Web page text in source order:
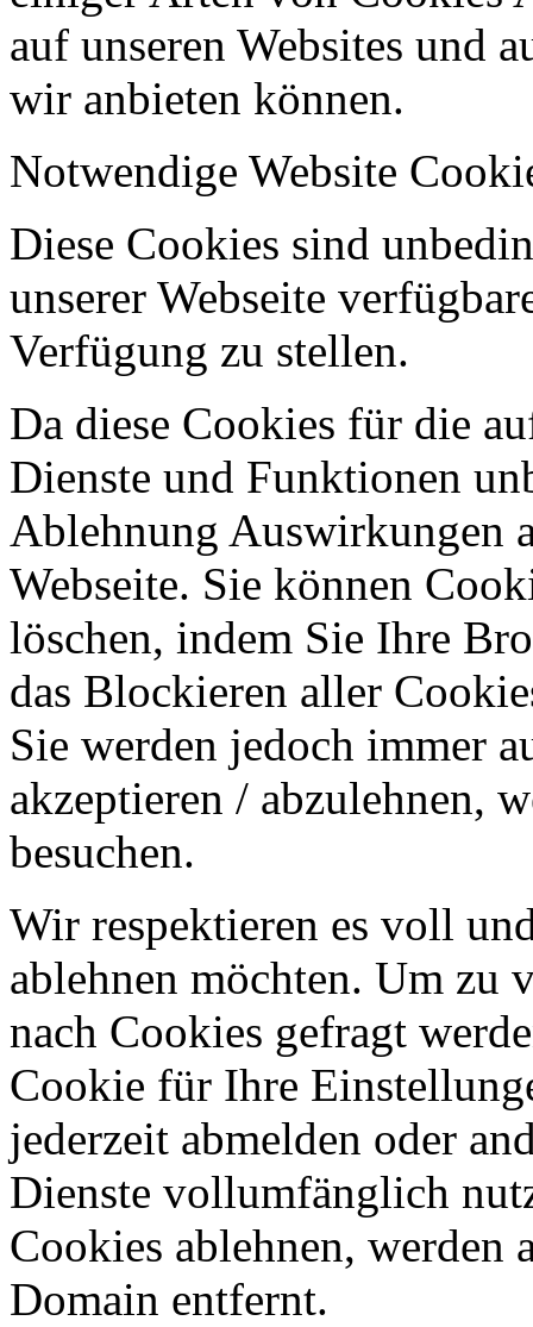
auf unseren Websites und
wir anbieten können.
Notwendige Website
Diese Cookies sind
unserer Webseite
Verfügung zu stellen.
Da diese Cookies für die
Dienste und Funktionen
Ablehnung Auswirkungen
Webseite. Sie können
löschen, indem Sie Ihre
das Blockieren aller
Sie werden jedoch immer
akzeptieren / abzulehnen,
besuchen.
Wir respektieren es voll
ablehnen möchten. Um zu
nach Cookies gefragt
Cookie für Ihre
jederzeit abmelden oder
Dienste vollumfänglich
Cookies ablehnen, werden
Domain entfernt.